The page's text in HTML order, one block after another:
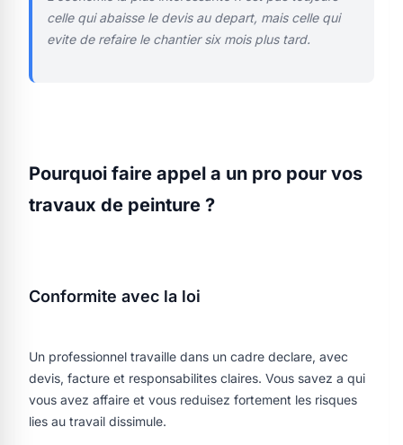
celle qui abaisse le devis au depart, mais celle qui
evite de refaire le chantier six mois plus tard.
Pourquoi faire appel a un pro pour vos
travaux de peinture ?
Conformite avec la loi
Un professionnel travaille dans un cadre declare, avec
devis, facture et responsabilites claires. Vous savez a qui
vous avez affaire et vous reduisez fortement les risques
lies au travail dissimule.